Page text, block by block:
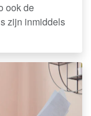
ook de
zijn inmiddels